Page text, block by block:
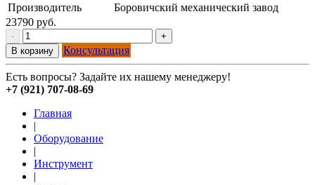
Производитель
Боровичский механический завод
23790 руб.
-
+
В корзину
Консультация
Есть вопросы? Задайте их нашему менеджеру!
+7 (921) 707-08-69
Главная
|
Оборудование
|
Инструмент
|